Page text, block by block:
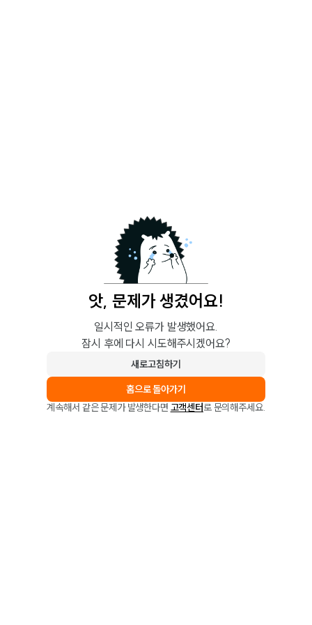
앗, 문제가 생겼어요!
일시적인 오류가 발생했어요.
잠시 후에 다시 시도해주시겠어요?
새로고침하기
홈으로 돌아가기
계속해서 같은 문제가 발생한다면 고객센터로 문의해주세요.